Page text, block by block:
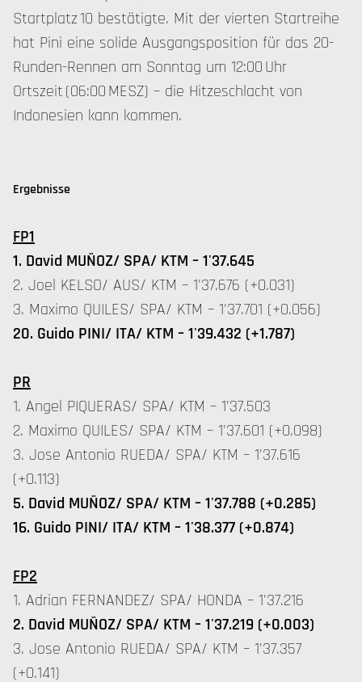
Startplatz 10 bestätigte. Mit der vierten Startreihe
hat Pini eine solide Ausgangsposition für das 20-
Runden-Rennen am Sonntag um 12:00 Uhr
Ortszeit (06:00 MESZ) – die Hitzeschlacht von
Indonesien kann kommen.
Ergebnisse
FP1
1. David MUÑOZ/ SPA/ KTM – 1'37.645
2. Joel KELSO/ AUS/ KTM – 1'37.676 (+0.031)
3. Maximo QUILES/ SPA/ KTM – 1'37.701 (+0.056)
20. Guido PINI/ ITA/ KTM – 1'39.432 (+1.787)
PR
1. Angel PIQUERAS/ SPA/ KTM – 1'37.503
2. Maximo QUILES/ SPA/ KTM – 1'37.601 (+0.098)
3. Jose Antonio RUEDA/ SPA/ KTM – 1'37.616
(+0.113)
5. David MUÑOZ/ SPA/ KTM – 1'37.788 (+0.285)
16. Guido PINI/ ITA/ KTM – 1'38.377 (+0.874)
FP2
1. Adrian FERNANDEZ/ SPA/ HONDA – 1'37.216
2. David MUÑOZ/ SPA/ KTM – 1'37.219 (+0.003)
3. Jose Antonio RUEDA/ SPA/ KTM – 1'37.357
(+0.141)